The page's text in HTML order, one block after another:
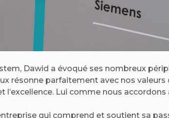
Dawid a évoqué ses nombreux
résonne parfaitement avec nos
Lui comme nous
qui comprend et soutient sa